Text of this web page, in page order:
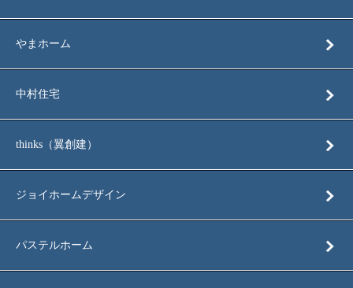
やまホーム
中村住宅
thinks（翼創建）
ジョイホームデザイン
パステルホーム